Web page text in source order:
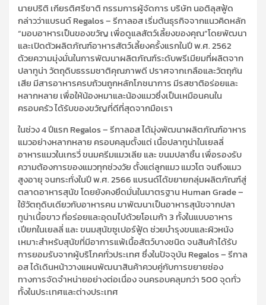
นายปริติ เกียรติศรีชาติกรรมการผู้จัดการ บริษัท นอติลุสฟู้ด
กล่าวว่าแบรนด์Regalos–รีกาลอส เริ่มต้นธุรกิจจากแนวคิดหลัก
“มอบอาหารเป็นของขวัญ เพื่อดูแลสัตว์เลี้ยงของคุณ”โดยพัฒนา
และเปิดตัวผลิตภัณฑ์อาหารสัตว์เลี้ยงครั้งแรกในปี พ.ศ. 2562
ด้วยความมุ่งมั่นในการพัฒนาผลิตภัณฑ์ระดับพรีเมียมที่ผลิตจาก
ปลาทูน่า วัตถุดิบธรรมชาติคุณภาพดี ปราศจากเกลือและวัตถุกัน
เสีย มีสารอาหารครบถ้วนถูกหลักโภชนาการ มีรสชาติอร่อยและ
หลากหลาย เพื่อให้น้องหมาและน้องแมวซึ่งเป็นเหมือนคนใน
ครอบครัว ได้รับของขวัญที่ดีที่สุดจากมือเรา
ในช่วง 4 ปีแรกRegalos–รีกาลอสได้มุ่งพัฒนาผลิตภัณฑ์อาหาร
แมวอย่างหลากหลาย ครอบคลุมตั้งแต่ เนื้อปลาทูน่าในเยลลี่
อาหารแมวในเกรวี่ ขนมครีมแมวเลีย และ ขนมปลาชิ้น เพื่อรองรับ
ความต้องการของแมวทุกช่วงวัย ตั้งแต่ลูกแมว แมวโตจนถึงแมว
สูงอายุ จนกระทั่งในปี พ.ศ. 2566 แบรนด์ได้ขยายกลุ่มผลิตภัณฑ์สู่
ตลาดอาหารสุนัข โดยยังคงยึดมั่นในมาตรฐาน HumanGrade–
ใช้วัตถุดิบเดียวกับอาหารคน มาพัฒนาเป็นอาหารสุนัขจากปลา
ทูน่าเนื้อขาว ที่อร่อยและอุดมไปด้วยโอเมก้า 3 ทั้งในแบบอาหาร
เปียกในเยลลี่ และ ขนมสุนัขซูเปอร์ฟู้ด ช่วยบำรุงขนและผิวหนัง
เหมาะสำหรับสุนัขที่มีอาการแพ้เนื้อสัตว์บางชนิด จนสินค้าได้รับ
การยอมรับจากผู้บริโภคทั่วประเทศ ซึ่งในปัจจุบัน Regalos–รีกาล
อสได้เดินหน้าวางแผนพัฒนาสินค้าควบคู่กับการขยายช่อง
ทางการจัดจำหน่ายอย่างต่อเนื่อง จนครอบคลุมกว่า 500 จุดทั่ว
ทั้งในประเทศและต่างประเทศ